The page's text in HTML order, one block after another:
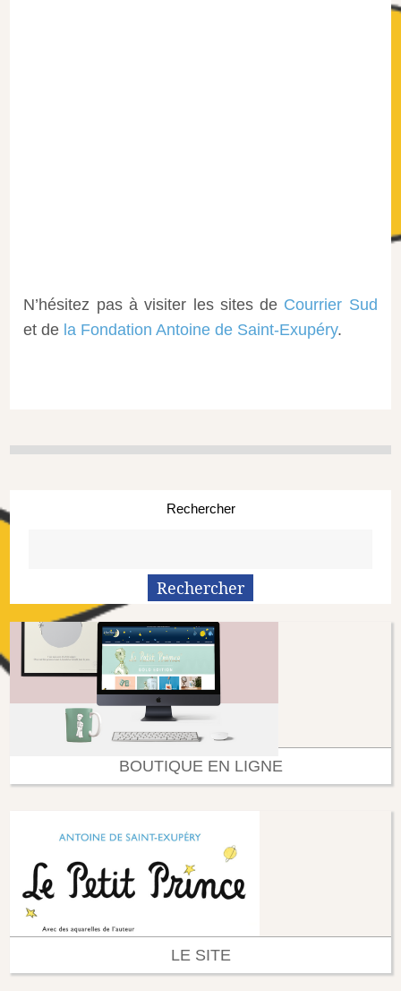
N’hésitez pas à visiter les sites de Courrier Sud
et de la Fondation Antoine de Saint-Exupéry.
Rechercher
BOUTIQUE EN LIGNE
LE SITE